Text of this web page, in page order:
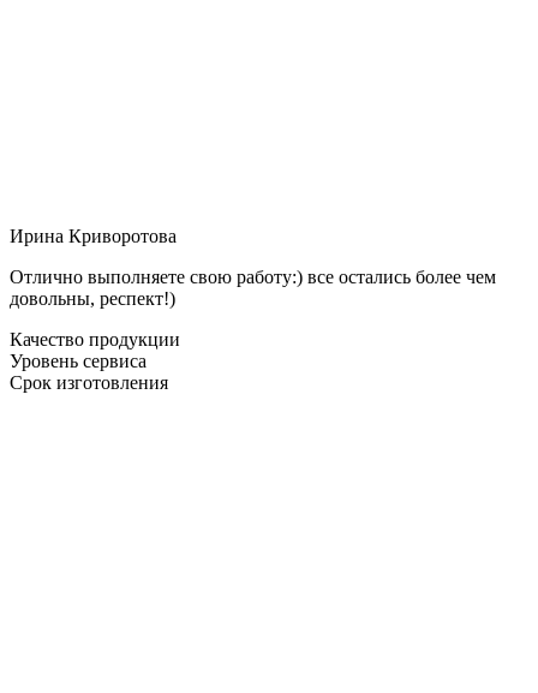
Ирина Криворотова
Отлично выполняете свою работу:) все остались более чем
довольны, респект!)
Качество продукции
Уровень сервиса
Срок изготовления